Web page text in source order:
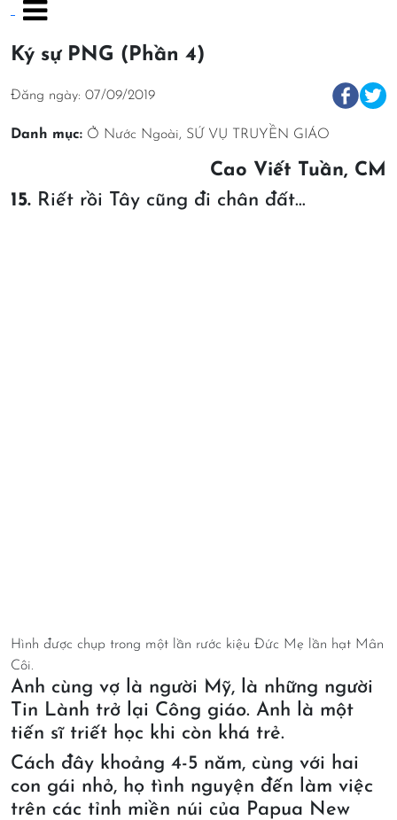
Ký sự PNG (Phần 4)
Đăng ngày: 07/09/2019
Danh mục: Ở Nước Ngoài, SỨ VỤ TRUYỀN GIÁO
Cao Viết Tuần, CM
15. Riết rồi Tây cũng đi chân đất…
Hình được chụp trong một lần rước kiệu Đức Mẹ lần hạt Mân
Côi.
Anh cùng vợ là người Mỹ, là những người
Tin Lành trở lại Công giáo. Anh là một
tiến sĩ triết học khi còn khá trẻ.
Cách đây khoảng 4-5 năm, cùng với hai
con gái nhỏ, họ tình nguyện đến làm việc
trên các tỉnh miền núi của Papua New